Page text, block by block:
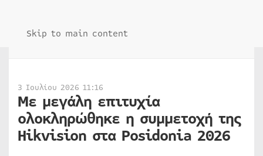
Skip to main content
3 Ιουλίου 2026 11:16
Με μεγάλη επιτυχία
ολοκληρώθηκε η συμμετοχή της
Hikvision στα Posidonia 2026